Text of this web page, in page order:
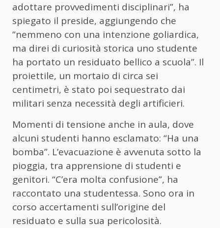
adottare provvedimenti disciplinari”, ha
spiegato il preside, aggiungendo che
“nemmeno con una intenzione goliardica,
ma direi di curiosità storica uno studente
ha portato un residuato bellico a scuola”. Il
proiettile, un mortaio di circa sei
centimetri, è stato poi sequestrato dai
militari senza necessità degli artificieri.
Momenti di tensione anche in aula, dove
alcuni studenti hanno esclamato: “Ha una
bomba”. L’evacuazione è avvenuta sotto la
pioggia, tra apprensione di studenti e
genitori. “C’era molta confusione”, ha
raccontato una studentessa. Sono ora in
corso accertamenti sull’origine del
residuato e sulla sua pericolosità.